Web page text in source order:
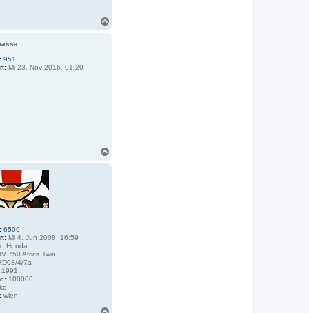
951
Mi 23. Nov 2016, 01:20
6509
Mi 4. Jun 2008, 16:59
Honda
750 Africa Twin
4/7a
1991
100000
wien